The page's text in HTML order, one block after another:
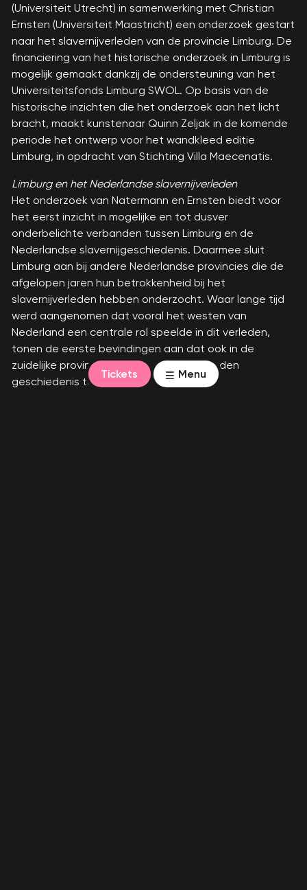
Tickets Menu
(Universiteit Utrecht) in samenwerking met Christian
Ernsten (Universiteit Maastricht) een onderzoek gestart
naar het slavernijverleden van de provincie Limburg. De
financiering van het historische onderzoek in Limburg is
mogelijk gemaakt dankzij de ondersteuning van het
Universiteitsfonds Limburg SWOL. Op basis van de
historische inzichten die het onderzoek aan het licht
bracht, maakt kunstenaar Quinn Zeljak in de komende
periode het ontwerp voor het wandkleed editie
Limburg, in opdracht van Stichting Villa Maecenatis.
Limburg en het Nederlandse slavernijverleden
Het onderzoek van Natermann en Ernsten biedt voor
het eerst inzicht in mogelijke en tot dusver
onderbelichte verbanden tussen Limburg en de
Nederlandse slavernijgeschiedenis. Daarmee sluit
Limburg aan bij andere Nederlandse provincies die de
afgelopen jaren hun betrokkenheid bij het
slavernijverleden hebben onderzocht. Waar lange tijd
werd aangenomen dat vooral het westen van
Nederland een centrale rol speelde in dit verleden,
tonen de eerste bevindingen aan dat ook in de
zuidelijke provincie sporen van deze beladen
geschiedenis terug te vinden zijn.